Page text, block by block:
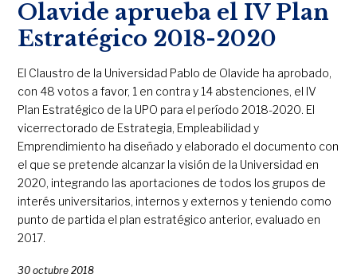
Olavide aprueba el IV Plan
Estratégico 2018-2020
El Claustro de la Universidad Pablo de Olavide ha aprobado,
con 48 votos a favor, 1 en contra y 14 abstenciones, el IV
Plan Estratégico de la UPO para el período 2018-2020. El
vicerrectorado de Estrategia, Empleabilidad y
Emprendimiento ha diseñado y elaborado el documento con
el que se pretende alcanzar la visión de la Universidad en
2020, integrando las aportaciones de todos los grupos de
interés universitarios, internos y externos y teniendo como
punto de partida el plan estratégico anterior, evaluado en
2017.
30 octubre 2018